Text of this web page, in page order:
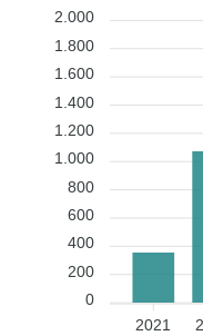
2.000
1.800
1.600
1.400
1.200
1.000
800
600
400
200
0
2021